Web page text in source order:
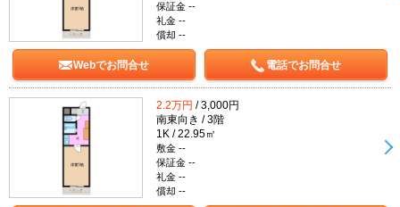
保証金 --
礼金 --
償却 --
Webでお問合せ 電話でお問合せ
2.2万円 / 3,000円
南東向き / 3階
1K / 22.95㎡
敷金 --
保証金 --
礼金 --
償却 --